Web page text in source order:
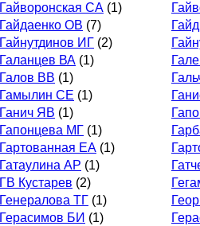
Гайворонская СА (1)
Гайдаенко ОВ (7)
Гайнутдинов ИГ (2)
Галанцев ВА (1)
Галов ВВ (1)
Гамылин СЕ (1)
Ганич ЯВ (1)
Гапонцева МГ (1)
Гартованная ЕА (1)
Гатаулина АР (1)
ГВ Кустарев (2)
Генералова ТГ (1)
Герасимов БИ (1)